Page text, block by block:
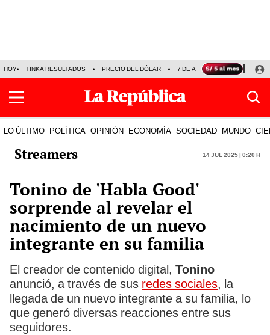
HOY TINKA RESULTADOS PRECIO DEL DÓLAR 7 DE AGOSTO OLLANTA
LO ÚLTIMO POLÍTICA OPINIÓN ECONOMÍA SOCIEDAD MUNDO
Streamers 14 Jul 2025 | 0:20 h
Tonino de 'Habla Good'
sorprende al revelar el
nacimiento de un nuevo
integrante en su familia
El creador de contenido digital, Tonino
anunció, a través de sus redes sociales, la
llegada de un nuevo integrante a su familia, lo
que generó diversas reacciones entre sus
seguidores.